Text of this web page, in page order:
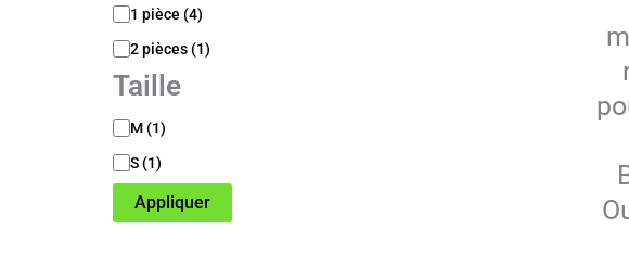
Q
a
n
i
t
é
1 pièce (4)
2 pièces (1)
Taille
T
i
l
M (1)
S (1)
Appliquer